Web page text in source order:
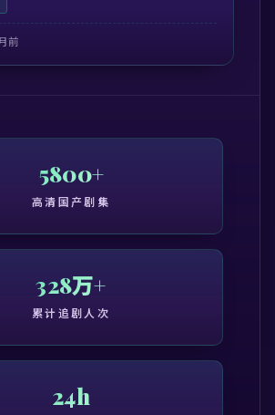
前
5800+
高清国产剧集
328万+
累计追剧人次
24h